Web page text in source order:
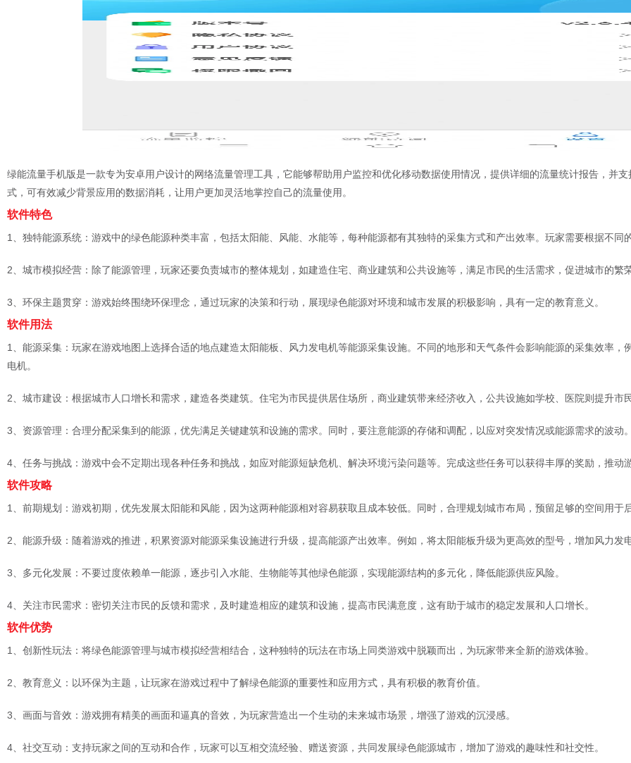
绿能流量手机版是一款专为安卓用户设计的网络流量管理工具，它能够帮助用户监控和优化移动数据使用情况，提供详细的流量统计报告，并
式，可有效减少背景应用的数据消耗，让用户更加灵活地掌控自己的流量使用。
软件特色
1、独特能源系统：游戏中的绿色能源种类丰富，包括太阳能、风能、水能等，每种能源都有其独特的采集方式和产出效率。玩家需要根据不同
2、城市模拟经营：除了能源管理，玩家还要负责城市的整体规划，如建造住宅、商业建筑和公共设施等，满足市民的生活需求，促进城市的繁荣
3、环保主题贯穿：游戏始终围绕环保理念，通过玩家的决策和行动，展现绿色能源对环境和城市发展的积极影响，具有一定的教育意义。
软件用法
1、能源采集：玩家在游戏地图上选择合适的地点建造太阳能板、风力发电机等能源采集设施。不同的地形和天气条件会影响能源的采集效率
电机。
2、城市建设：根据城市人口增长和需求，建造各类建筑。住宅为市民提供居住场所，商业建筑带来经济收入，公共设施如学校、医院则提升市
3、资源管理：合理分配采集到的能源，优先满足关键建筑和设施的需求。同时，要注意能源的存储和调配，以应对突发情况或能源需求的波动。
4、任务与挑战：游戏中会不定期出现各种任务和挑战，如应对能源短缺危机、解决环境污染问题等。完成这些任务可以获得丰厚的奖励，推动
软件攻略
1、前期规划：游戏初期，优先发展太阳能和风能，因为这两种能源相对容易获取且成本较低。同时，合理规划城市布局，预留足够的空间用于
2、能源升级：随着游戏的推进，积累资源对能源采集设施进行升级，提高能源产出效率。例如，将太阳能板升级为更高效的型号，增加风力发
3、多元化发展：不要过度依赖单一能源，逐步引入水能、生物能等其他绿色能源，实现能源结构的多元化，降低能源供应风险。
4、关注市民需求：密切关注市民的反馈和需求，及时建造相应的建筑和设施，提高市民满意度，这有助于城市的稳定发展和人口增长。
软件优势
1、创新性玩法：将绿色能源管理与城市模拟经营相结合，这种独特的玩法在市场上同类游戏中脱颖而出，为玩家带来全新的游戏体验。
2、教育意义：以环保为主题，让玩家在游戏过程中了解绿色能源的重要性和应用方式，具有积极的教育价值。
3、画面与音效：游戏拥有精美的画面和逼真的音效，为玩家营造出一个生动的未来城市场景，增强了游戏的沉浸感。
4、社交互动：支持玩家之间的互动和合作，玩家可以互相交流经验、赠送资源，共同发展绿色能源城市，增加了游戏的趣味性和社交性。